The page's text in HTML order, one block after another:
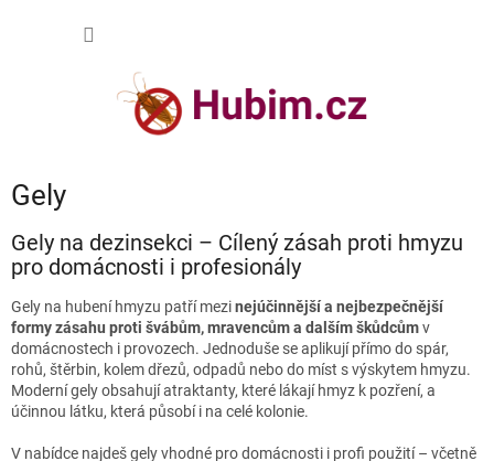
Gely
Gely na dezinsekci – Cílený zásah proti hmyzu
pro domácnosti i profesionály
Gely na hubení hmyzu patří mezinejúčinnější a nejbezpečnější
formy zásahu proti švábům, mravencům a dalším škůdcůmv
domácnostech i provozech. Jednoduše se aplikují přímo do spár,
rohů, štěrbin, kolem dřezů, odpadů nebo do míst s výskytem hmyzu.
Moderní gely obsahují atraktanty, které lákají hmyz k pozření, a
účinnou látku, která působí i na celé kolonie.
V nabídce najdeš gely vhodné pro domácnosti i profi použití – včetně